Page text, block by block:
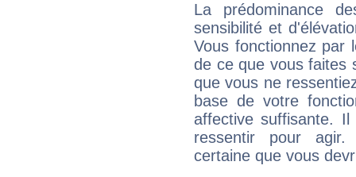
La prédominance
sensibilité et
Vous fonctionnez
de ce que vous faites
que vous ne
base de votre
affective suffisante.
ressentir pour agir.
certaine que vous